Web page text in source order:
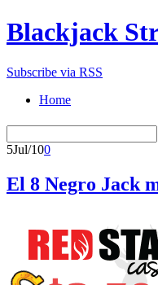
Blackjack
Subscribe via RSS
Home
5Jul/100
El 8 Negro Jack